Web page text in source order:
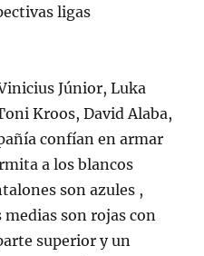
ligas
Júnior, Luka
Kroos, David Alaba,
confían en armar
a los blancos
son azules ,
son rojas con
superior y un